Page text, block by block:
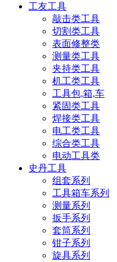
工友工具
敲击类工具
切割类工具
表面修整类
测量类工具
夹持类工具
机工类工具
工具包,箱,车
紧固类工具
焊接类工具
电工类工具
综合类工具
电动工具类
史丹工具
组套系列
工具箱车系列
测量系列
扳手系列
套筒系列
钳子系列
旋具系列